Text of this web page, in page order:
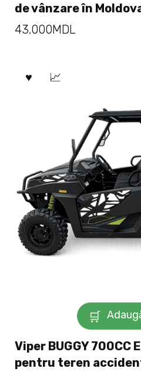
de vânzare în
43.000MDL
Viper BUGGY 700CC
pentru teren